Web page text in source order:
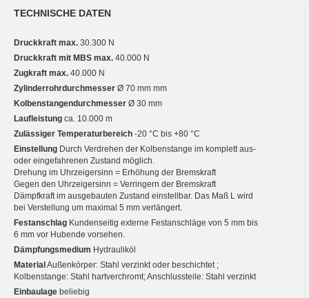
TECHNISCHE DATEN
Druckkraft max. 30.300 N
Druckkraft mit MBS max. 40.000 N
Zugkraft max. 40.000 N
Zylinderrohrdurchmesser Ø 70 mm mm
Kolbenstangendurchmesser Ø 30 mm
Laufleistung ca. 10.000 m
Zulässiger Temperaturbereich -20 °C bis +80 °C
Einstellung Durch Verdrehen der Kolbenstange im komplett aus-
oder eingefahrenen Zustand möglich.
Drehung im Uhrzeigersinn = Erhöhung der Bremskraft
Gegen den Uhrzeigersinn = Verringern der Bremskraft
Dämpfkraft im ausgebauten Zustand einstellbar. Das Maß L wird
bei Verstellung um maximal 5 mm verlängert.
Festanschlag Kundenseitig externe Festanschläge von 5 mm bis
6 mm vor Hubende vorsehen.
Dämpfungsmedium Hydrauliköl
Material Außenkörper: Stahl verzinkt oder beschichtet ;
Kolbenstange: Stahl hartverchromt; Anschlussteile: Stahl verzinkt
Einbaulage beliebig